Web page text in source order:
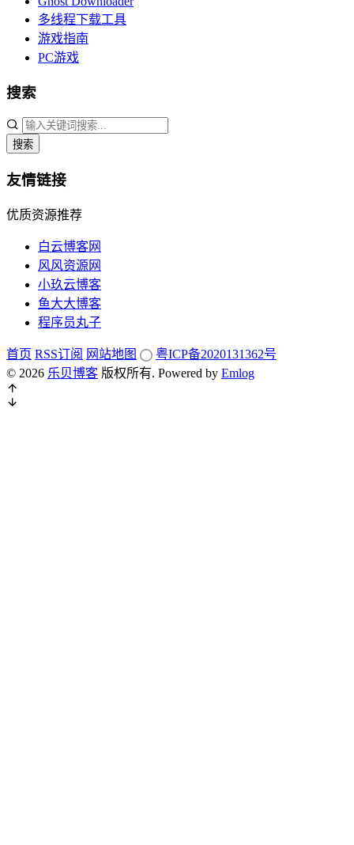
多线程下载工具
游戏指南
PC游戏
搜索
搜索
友情链接
优质资源推荐
白云博客网
风风资源网
小玖云博客
鱼大大博客
程序员丸子
首页 RSS订阅 网站地图
粤ICP备2020131362号
© 2026 乐贝博客 版权所有. Powered by Emlog